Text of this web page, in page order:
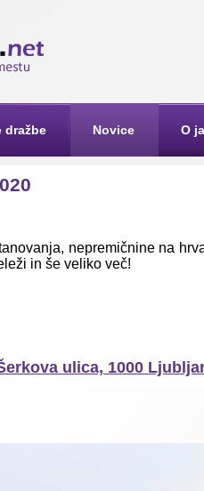
dražbe Novice O
nepremičnine na
in še veliko več!
ulica, 1000